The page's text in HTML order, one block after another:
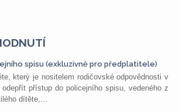
spisu (exkluzivně pro předplatitele)
který je nositelem rodičovské odpovědnosti v
přístup do policejního spisu, vedeného z
dítěte,...